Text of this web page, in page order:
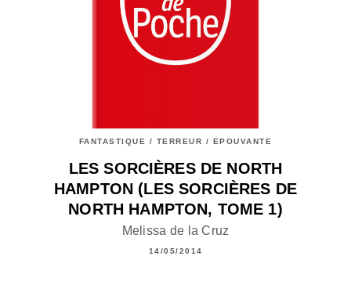
FANTASTIQUE / TERREUR / EPOUVANTE
LES SORCIÈRES DE NORTH
HAMPTON (LES SORCIÈRES DE
NORTH HAMPTON, TOME 1)
Melissa de la Cruz
14/05/2014